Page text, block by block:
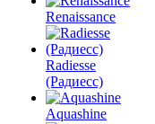
Renaissance
Radiesse
(Радиесс)
Aquashine